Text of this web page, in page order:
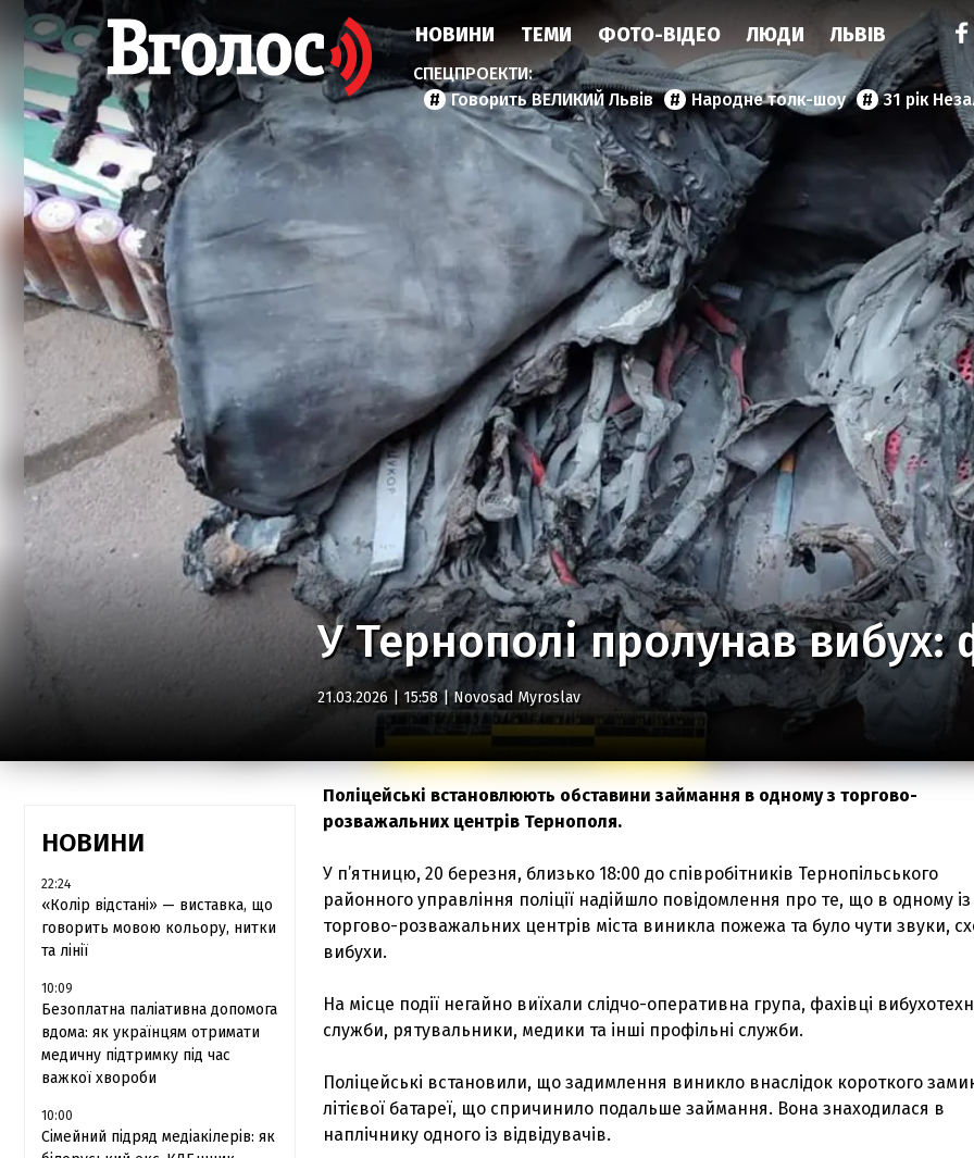
НОВИНИ ТЕМИ ФОТО-ВІДЕО ЛЮДИ ЛЬВІВ
Говорить ВЕЛИКИЙ Львів Народне толк-шоу 31 рік
У Тернополі пролунав вибух:
21.03.2026 | 15:58 |Novosad Myroslav
НОВИНИ
22:24
«Колір відстані» — виставка, що
говорить мовою кольору, нитки
та лінії
10:09
Безоплатна паліативна допомога
вдома: як українцям отримати
медичну підтримку під час
важкої хвороби
10:00
Сімейний підряд медіакілерів: як
Поліцейські встановлюють обставини займання в одному з торгово-
розважальних центрів Тернополя.
У п’ятницю, 20 березня, близько 18:00 до співробітників Тернопільського
районного управління поліції надійшло повідомлення про те, що в одному із
торгово-розважальних центрів міста виникла пожежа та було чути звуки,
вибухи.
На місце події негайно виїхали слідчо-оперативна група, фахівці
служби, рятувальники, медики та інші профільні служби.
Поліцейські встановили, що задимлення виникло внаслідок короткого
літієвої батареї, що спричинило подальше займання. Вона знаходилася в
наплічнику одного із відвідувачів.